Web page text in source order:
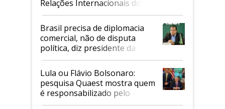
Relações Internacionais do
Mapa
Brasil precisa de diplomacia
comercial, não de disputa
política, diz presidente da
Faesp
Lula ou Flávio Bolsonaro:
pesquisa Quaest mostra quem
é responsabilizado pelo
tarifaço dos EUA